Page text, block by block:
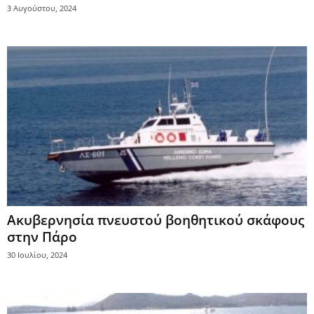
3 Αυγούστου, 2024
Ακυβερνησία πνευστού βοηθητικού σκάφους
στην Πάρο
30 Ιουλίου, 2024